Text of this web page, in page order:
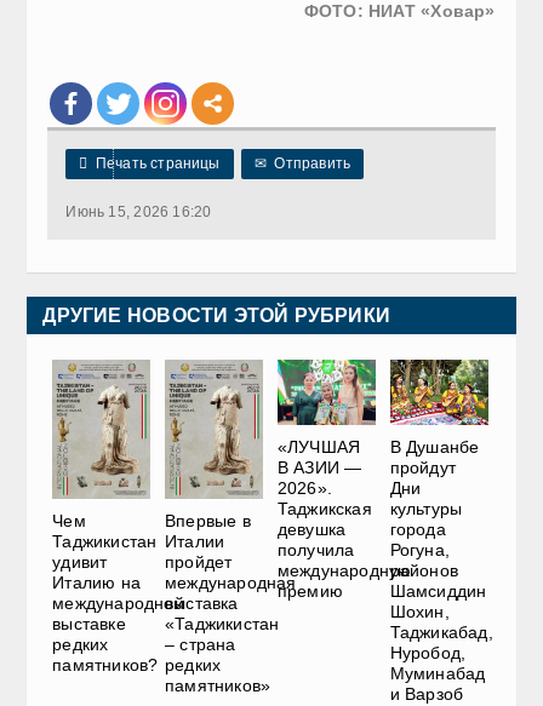
ФОТО: НИАТ «Ховар»
 Печать страницы ✉ Отправить
Июнь 15, 2026 16:20
ДРУГИЕ НОВОСТИ ЭТОЙ РУБРИКИ
Чем
Таджикистан
удивит
Италию на
международной
выставке
редких
памятников?
Впервые в
Италии
пройдет
международная
выставка
«Таджикистан
– страна
редких
памятников»
«ЛУЧШАЯ
В АЗИИ —
2026».
Таджикская
девушка
получила
международную
премию
В Душанбе
пройдут
Дни
культуры
города
Рогуна,
районов
Шамсиддин
Шохин,
Таджикабад,
Нуробод,
Муминабад
и Варзоб